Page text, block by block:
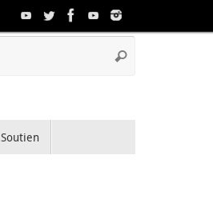
Rechercher
Soutien